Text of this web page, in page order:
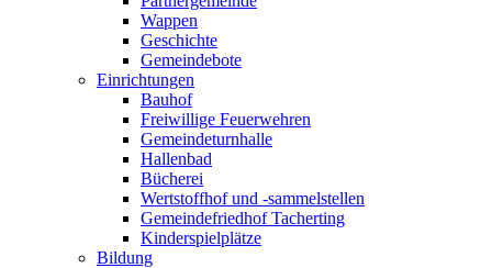
Wappen
Geschichte
Gemeindebote
Einrichtungen
Bauhof
Freiwillige Feuerwehren
Gemeindeturnhalle
Hallenbad
Bücherei
Wertstoffhof und -sammelstellen
Gemeindefriedhof Tacherting
Kinderspielplätze
Bildung